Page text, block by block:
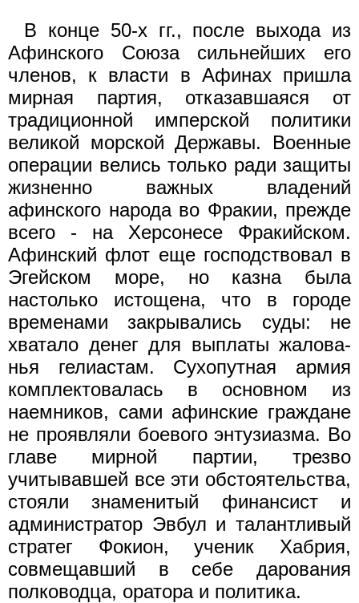
В конце 50-х гг., после выхода из
Афинского Союза сильней­ших его
членов, к власти в Афинах пришла
мирная партия, отка­завшаяся от
традиционной имперской политики
великой морской Державы. Военные
операции велись только ради защиты
жизненно важных владений
афинского народа во Фракии, прежде
всего - на Херсонесе Фракийском.
Афинский флот еще господствовал в
Эгей­ском море, но казна была
настолько истощена, что в городе
вре­менами закрывались суды: не
хватало денег для выплаты жалова­
нья гелиастам. Сухопутная армия
комплектовалась в основном из
наемников, сами афинские граждане
не проявляли боевого энтузиаз­ма. Во
главе мирной партии, трезво
учитывавшей все эти обстоятель­ства,
стояли знаменитый финансист и
администратор Эвбул и талан­тливый
стратег Фокион, ученик Хабрия,
совмещавший в себе дарования
полководца, оратора и политика.